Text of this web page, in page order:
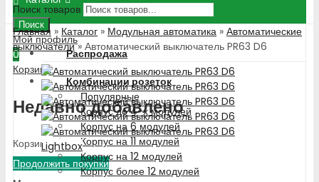
Поиск товаров
Поиск
Мой профиль
0
Корзина
Недавно добавлено
Корзина пуста!
Продолжить покупки
Распродажа
Комбинации розеток
Популярные
Корпус до 4-х модулей
Корпус на 6 модулей
Корпус на 11 модулей
Корпус на 12 модулей
Корпус более 12 модулей
Главная » Каталог » Модульная автоматика » Автоматические
выключатели» Автоматический выключатель PR63 D6
Lightbox